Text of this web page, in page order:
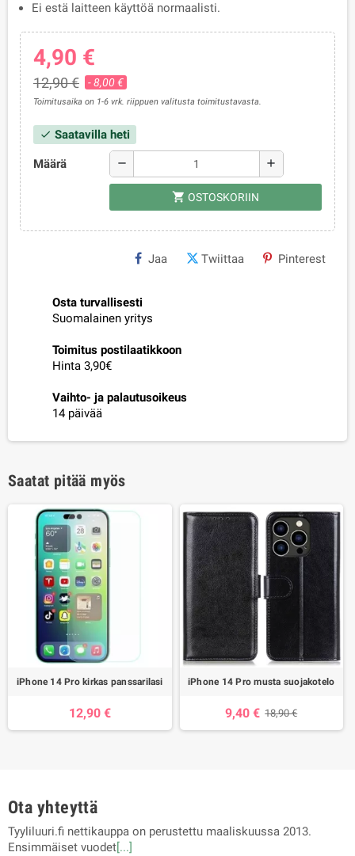
Ei estä laitteen käyttöä normaalisti.
4,90 €
12,90 € - 8,00 €
Toimitusaika on 1-6 vrk. riippuen valitusta toimitustavasta.
check Saatavilla heti
Määrä remove add
shopping_cart OSTOSKORIIN
Jaa Twiittaa Pinterest
Osta turvallisesti
Suomalainen yritys
Toimitus postilaatikkoon
Hinta 3,90€
Vaihto- ja palautusoikeus
14 päivää
Saatat pitää myös
iPhone 14 Pro kirkas panssarilasi
12,90 €
iPhone 14 Pro musta suojakotelo
9,40 € 18,90 €
Ota yhteyttä
Tyyliluuri.fi nettikauppa on perustettu maaliskuussa 2013.
Ensimmäiset vuodet[...]